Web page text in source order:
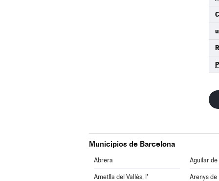
Municipios de Barcelona
Abrera Aguilar de
Ametlla del Vallès, l' Arenys de